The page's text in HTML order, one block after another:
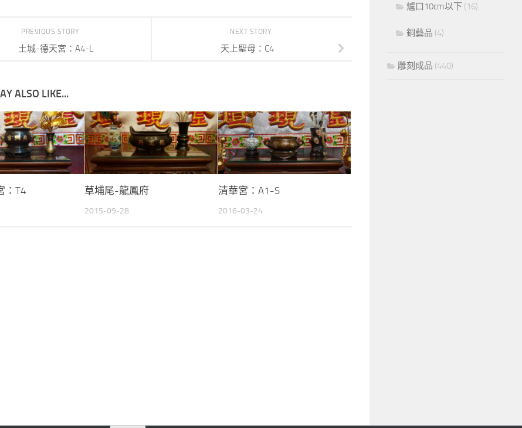
NEXT STORY
天上聖母：C4
PREVIOUS STORY
土城-德天宮：A4-L
ALSO LIKE...
：T4 草埔尾-龍鳳府
2015-09-28
清華宮：A1-S
2016-03-24
爐口10cm以下 (16)
銅藝品 (4)
雕刻成品 (440)